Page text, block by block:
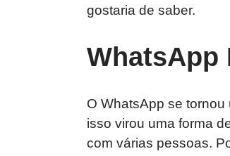
gostaria de saber.
WhatsApp
O WhatsApp se
isso virou uma forma
com várias pessoas.